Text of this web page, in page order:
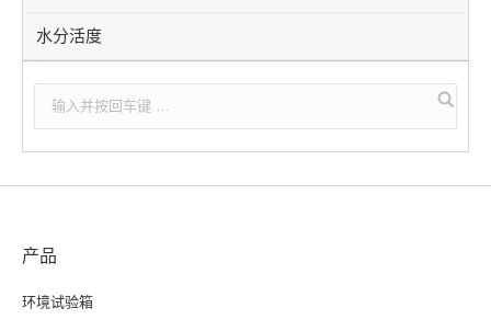
水分活度
产品
环境试验箱